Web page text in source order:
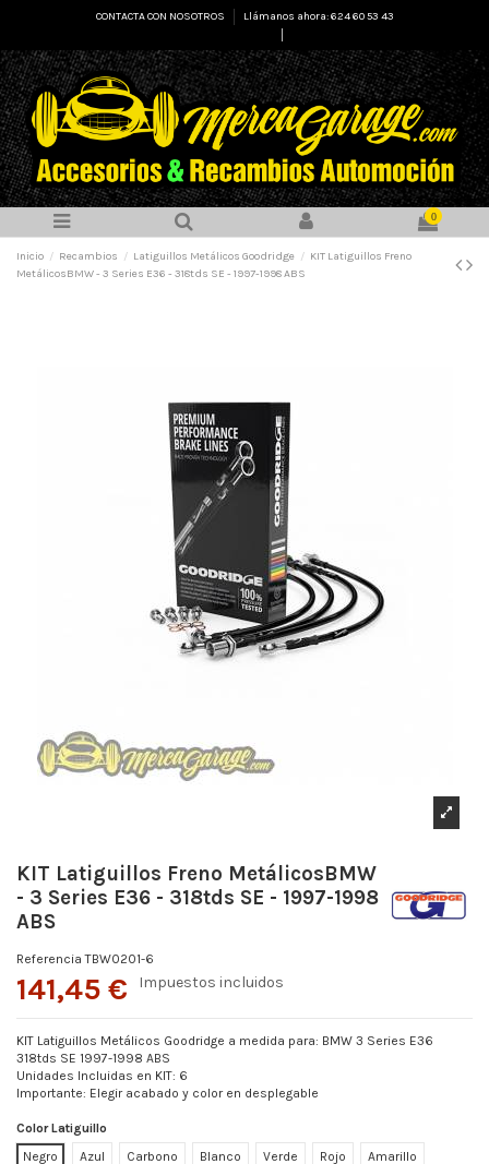
CONTACTA CON NOSOTROS
Llámanos ahora: 624 60 53 43
0
Inicio Recambios Latiguillos Metálicos Goodridge
KIT Latiguillos Freno
MetálicosBMW - 3 Series E36 - 318tds SE - 1997-1998 ABS
KIT Latiguillos Freno MetálicosBMW
- 3 Series E36 - 318tds SE - 1997-1998
ABS
Referencia TBW0201-6
141,45 € Impuestos incluidos
KIT Latiguillos Metálicos Goodridge a medida para: BMW 3 Series E36
318tds SE 1997-1998 ABS
Unidades Incluidas en KIT: 6
Importante: Elegir acabado y color en desplegable
Color Latiguillo
Negro
Azul Carbono Blanco Verde Rojo Amarillo